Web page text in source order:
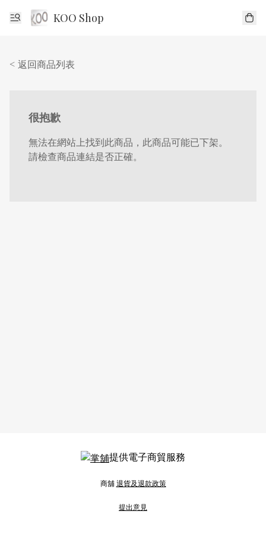
KOO Shop
< 返回商品列表
很抱歉
無法在網站上找到此商品，此商品可能已下架。
請檢查商品連結是否正確。
提供電子商貿服務
商舖退貨及退款政策
提出意見